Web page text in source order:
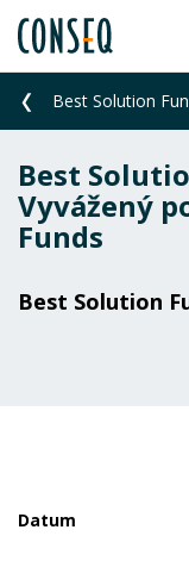
Best
Vyvážený
Funds
Best Solution
Datum